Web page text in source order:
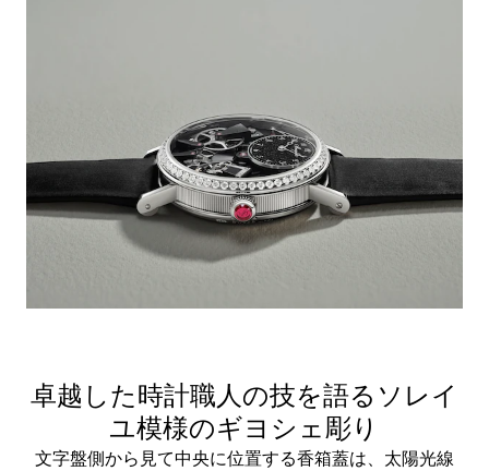
卓越した時計職人の技を語るソレイ
ユ模様のギヨシェ彫り
文字盤側から見て中央に位置する香箱蓋は、太陽光線